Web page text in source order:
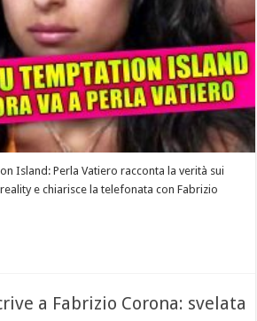
Island: Perla Vatiero racconta la verità sui
e chiarisce la telefonata con Fabrizio
a Fabrizio Corona: svelata